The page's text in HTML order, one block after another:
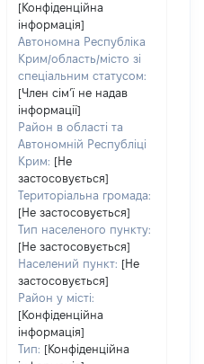
[Конфіденційна
інформація]
Автономна Республіка
Крим/область/місто зі
спеціальним статусом:
[Член сімʼї не надав
інформації]
Район в області та
Автономній Республіці
Крим: [Не
застосовується]
Територіальна громада:
[Не застосовується]
Тип населеного пункту:
[Не застосовується]
Населений пункт: [Не
застосовується]
Район у місті:
[Конфіденційна
інформація]
Тип: [Конфіденційна